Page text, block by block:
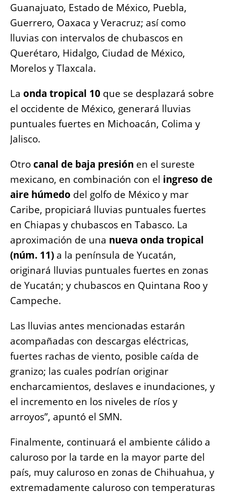
Guanajuato, Estado de México, Puebla,
Guerrero, Oaxaca y Veracruz; así como
lluvias con intervalos de chubascos en
Querétaro, Hidalgo, Ciudad de México,
Morelos y Tlaxcala.
La onda tropical 10 que se desplazará sobre
el occidente de México, generará lluvias
puntuales fuertes en Michoacán, Colima y
Jalisco.
Otrocanal de baja presión en el sureste
mexicano, en combinación con el ingreso de
aire húmedo del golfo de México y mar
Caribe, propiciará lluvias puntuales fuertes
en Chiapas y chubascos en Tabasco. La
aproximación de una nueva onda tropical
(núm. 11) a la península de Yucatán,
originará lluvias puntuales fuertes en zonas
de Yucatán; y chubascos en Quintana Roo y
Campeche.
Las lluvias antes mencionadas estarán
acompañadas con descargas eléctricas,
fuertes rachas de viento, posible caída de
granizo; las cuales podrían originar
encharcamientos, deslaves e inundaciones, y
el incremento en los niveles de ríos y
arroyos”, apuntó el SMN.
Finalmente, continuará el ambiente cálido a
caluroso por la tarde en la mayor parte del
país, muy caluroso en zonas de Chihuahua, y
extremadamente caluroso con temperaturas